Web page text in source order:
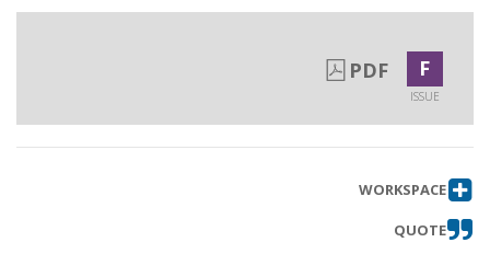
d'origine dei lavoratori
Get article
PDF F
ISSUE
WORKSPACE
QUOTE